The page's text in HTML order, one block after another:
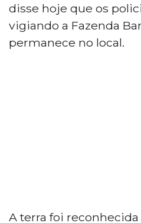
disse hoje que os
vigiando a Fazenda
permanece no local.
A terra foi